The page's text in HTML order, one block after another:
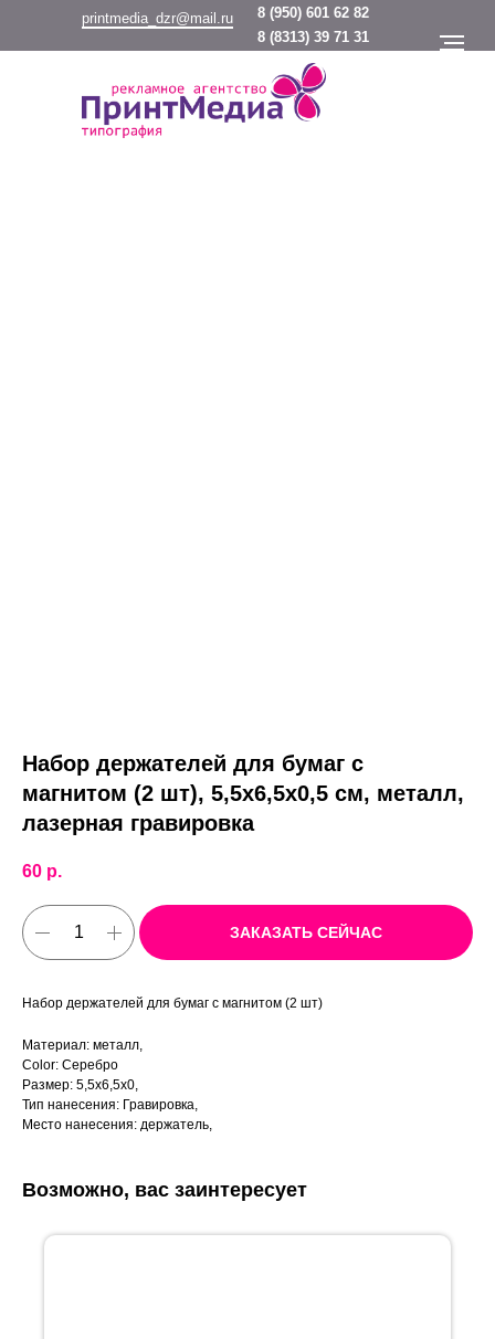
8 (950) 601 62 82
printmedia_dzr@mail.ru
8 (8313) 39 71 31
Набор держателей для бумаг с
магнитом (2 шт), 5,5х6,5х0,5 см, металл,
лазерная гравировка
60 р.
ЗАКАЗАТЬ СЕЙЧАС
Набор держателей для бумаг с магнитом (2 шт)
Материал: металл,
Color: Серебро
Размер: 5,5х6,5х0,
Тип нанесения: Гравировка,
Место нанесения: держатель,
Возможно, вас заинтересует